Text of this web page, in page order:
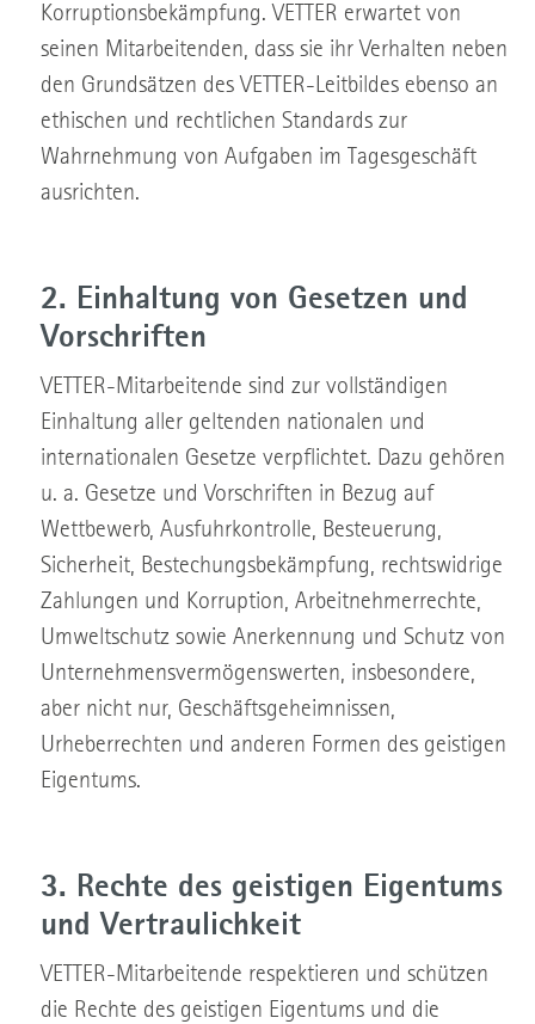
Korruptionsbekämpfung. VETTER erwartet von
seinen Mitarbeitenden, dass sie ihr Verhalten neben
den Grundsätzen des VETTER-Leitbildes ebenso an
ethischen und rechtlichen Standards zur
Wahrnehmung von Aufgaben im Tagesgeschäft
ausrichten.
2. Einhaltung von Gesetzen und
Vorschriften
VETTER-Mitarbeitende sind zur vollständigen
Einhaltung aller geltenden nationalen und
internationalen Gesetze verpflichtet. Dazu gehören
u. a. Gesetze und Vorschriften in Bezug auf
Wettbewerb, Ausfuhrkontrolle, Besteuerung,
Sicherheit, Bestechungsbekämpfung, rechtswidrige
Zahlungen und Korruption, Arbeitnehmerrechte,
Umweltschutz sowie Anerkennung und Schutz von
Unternehmensvermögenswerten, insbesondere,
aber nicht nur, Geschäftsgeheimnissen,
Urheberrechten und anderen Formen des geistigen
Eigentums.
3. Rechte des geistigen Eigentums
und Vertraulichkeit
VETTER-Mitarbeitende respektieren und schützen
die Rechte des geistigen Eigentums und die